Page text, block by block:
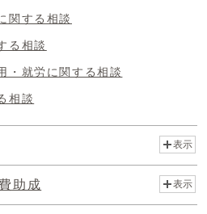
関する相談
る相談
・就労に関する相談
相談
表示
助成 表示